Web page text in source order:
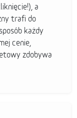
a
trafi do
każdy
cenie,
zdobywa